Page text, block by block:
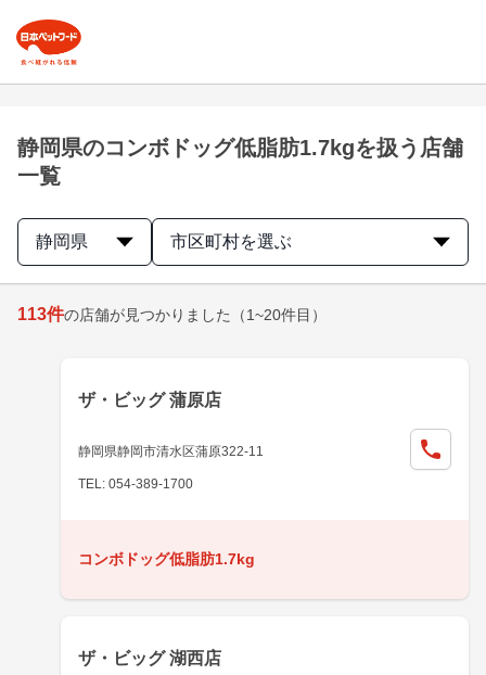
静岡県のコンボドッグ低脂肪1.7kgを扱う店舗
一覧
静岡県 市区町村を選ぶ
113件の店舗が見つかりました （1~20件目）
ザ・ビッグ 蒲原店
静岡県静岡市清水区蒲原322-11
TEL: 054-389-1700
コンボドッグ低脂肪1.7kg
ザ・ビッグ 湖西店